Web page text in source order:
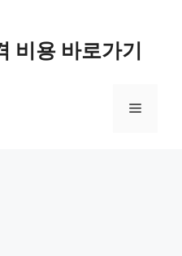
비용 바로가기
메